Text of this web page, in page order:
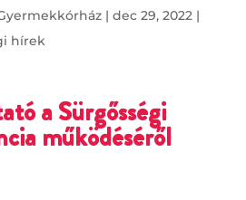
| dec 29, 2022 |
hírek
a Sürgősségi
működéséről